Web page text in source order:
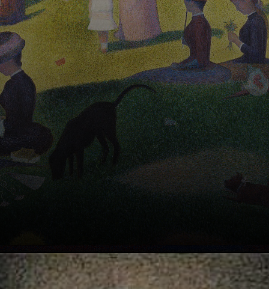
industriale, e fu
lui il fondatore
della scuola
neoimpressionista
francese del XIX
secolo.